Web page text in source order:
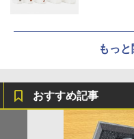
もっ
おすすめ記事